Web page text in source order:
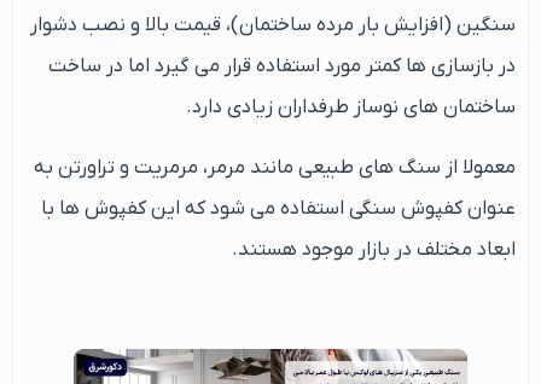
سنگین (افزایش بار مرده ساختمان)، قیمت بالا و نصب دشوار
در بازسازی ها کمتر مورد استفاده قرار می گیرد اما در ساخت
ساختمان های نوساز طرفداران زیادی دارد.
معمولا از سنگ های طبیعی مانند مرمر، مرمریت و تراورتن به
عنوان کفپوش سنگی استفاده می شود که این کفپوش ها با
ابعاد مختلف در بازار موجود هستند.